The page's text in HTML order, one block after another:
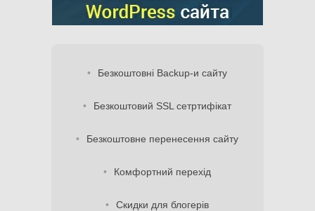
Безкоштовні Backup-и сайту
Безкоштовий SSL сетртифікат
Безкоштовне перенесення сайту
Комфортний перехід
Скидки для блогерів